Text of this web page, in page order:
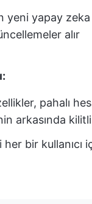
yeni yapay
alır
pahalı
arkasında
her bir kullanıcı